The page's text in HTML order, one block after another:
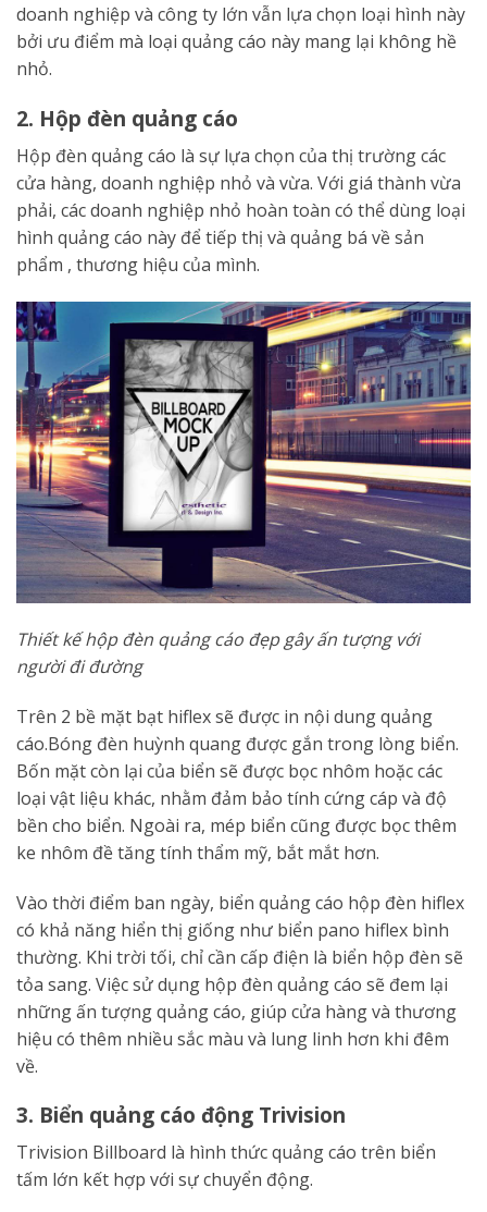
doanh nghiệp và công ty lớn vẫn lựa chọn loại hình này
bởi ưu điểm mà loại quảng cáo này mang lại không hề
nhỏ.
2. Hộp đèn quảng cáo
Hộp đèn quảng cáo là sự lựa chọn của thị trường các
cửa hàng, doanh nghiệp nhỏ và vừa. Với giá thành vừa
phải, các doanh nghiệp nhỏ hoàn toàn có thể dùng loại
hình quảng cáo này để tiếp thị và quảng bá về sản
phẩm , thương hiệu của mình.
Thiết kế hộp đèn quảng cáo đẹp gây ấn tượng với
người đi đường
Trên 2 bề mặt bạt hiflex sẽ được in nội dung quảng
cáo.Bóng đèn huỳnh quang được gắn trong lòng biển.
Bốn mặt còn lại của biển sẽ được bọc nhôm hoặc các
loại vật liệu khác, nhằm đảm bảo tính cứng cáp và độ
bền cho biển. Ngoài ra, mép biển cũng được bọc thêm
ke nhôm đề tăng tính thẩm mỹ, bắt mắt hơn.
Vào thời điểm ban ngày, biển quảng cáo hộp đèn hiflex
có khả năng hiển thị giống như biển pano hiflex bình
thường. Khi trời tối, chỉ cần cấp điện là biển hộp đèn sẽ
tỏa sang. Việc sử dụng hộp đèn quảng cáo sẽ đem lại
những ấn tượng quảng cáo, giúp cửa hàng và thương
hiệu có thêm nhiều sắc màu và lung linh hơn khi đêm
về.
3. Biển quảng cáo động Trivision
Trivision Billboard là hình thức quảng cáo trên biển
tấm lớn kết hợp với sự chuyển động.